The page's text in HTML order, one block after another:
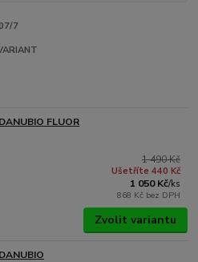
7
FLUOR
1 490 Kč
Ušetříte 440 Kč
1 050 Kč/ks
868 Kč bez DPH
Zvolit variantu